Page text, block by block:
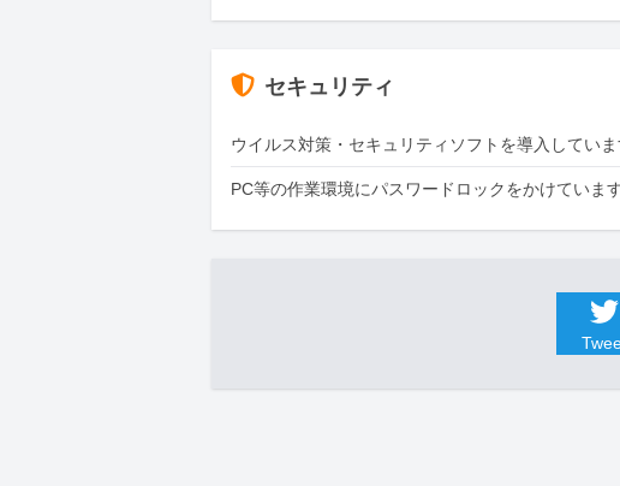
セキュリティ
ウイルス対策・セキュリティソフトを導入していま
PC等の作業環境にパスワードロックをかけていま